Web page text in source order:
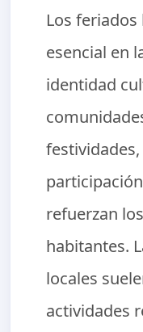
Los
esencial en
identidad
refuerzan
habitantes.
locales
actividades